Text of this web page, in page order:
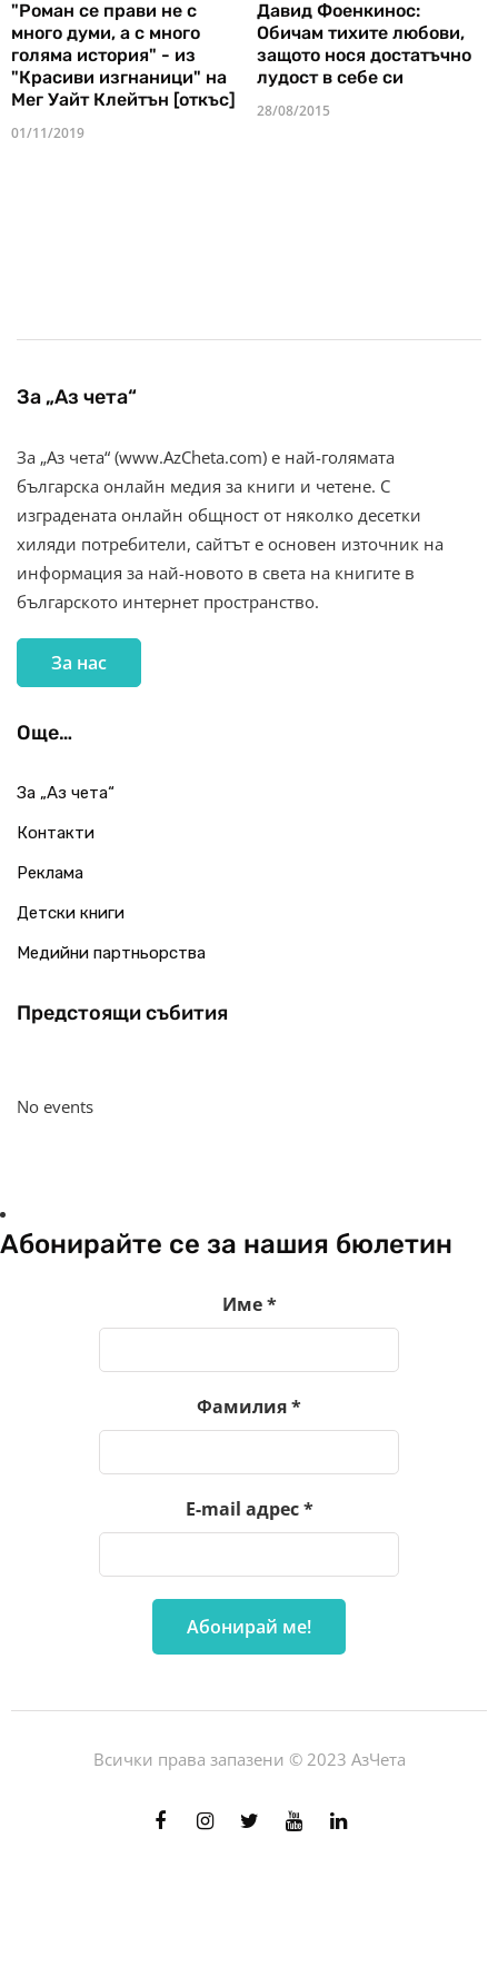
"Роман се прави не с
много думи, а с много
голяма история" - из
"Красиви изгнаници" на
Мег Уайт Клейтън [откъс]
01/11/2019
Давид Фоенкинос:
Обичам тихите любови,
защото нося достатъчно
лудост в себе си
28/08/2015
За „Аз чета“
За „Аз чета“ (www.AzCheta.com) е най-голямата
българска онлайн медия за книги и четене. С
изградената онлайн общност от няколко десетки
хиляди потребители, сайтът е основен източник на
информация за най-новото в света на книгите в
българското интернет пространство.
За нас
Още…
За „Аз чета“
Контакти
Реклама
Детски книги
Медийни партньорства
Предстоящи събития
No events
Абонирайте се за нашия бюлетин
Име*
Фамилия*
E-mail адрес*
Всички права запазени © 2023 АзЧета